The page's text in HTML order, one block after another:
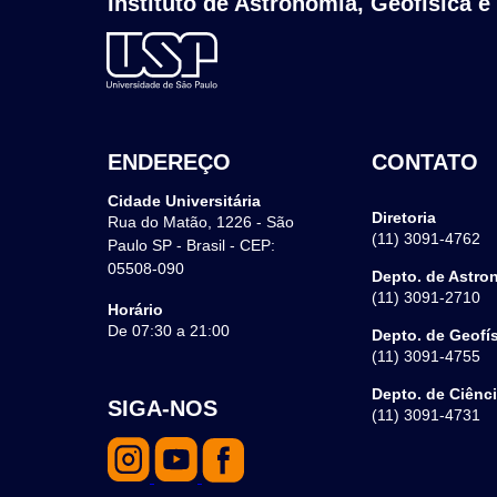
ENDEREÇO
Cidade Universitária
Rua do Matão, 1226 - São
Paulo SP - Brasil - CEP:
05508-090
Horário
De 07:30 a 21:00
CONTATO
Diretoria
(11) 3091-4762
Depto. de
(11) 3091-2710
Depto. de
(11) 3091-4755
Depto. de
(11) 3091-4731
SIGA-NOS